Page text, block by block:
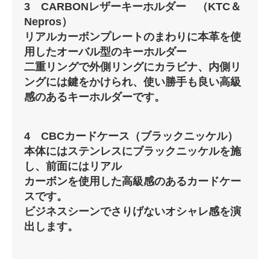
3 CARBONレザーキーホルダー （KTC＆
Nepros）
リアルカーボンプレートのまわりに本革を使
用したオーバル型のキーホルダー
二重リングで外側リングにカラビナ、内側リ
ングには鍵をかけられ、使い勝手も良い高級
感のあるキーホルダーです。
4 CBCカードケース（ブラックニッケル）
本体にはステンレスにブラックニッケルを施
し、前面にはリアル
カーボンを使用した高級感のあるカードケー
スです。
ビジネスシーンでさりげないオシャレ感を演
出します。